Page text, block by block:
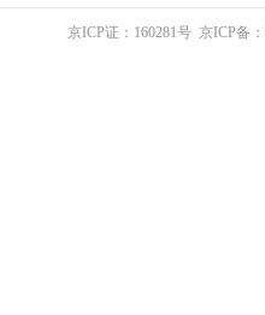
京ICP证： 160281号 京ICP备：